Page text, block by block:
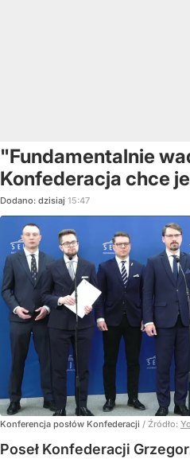
"Fundamentalnie
Konfederacja chce
Dodano: dzisiaj 15:47
Konferencja posłów Konfederacji / Źródło:
Poseł Konfederacji